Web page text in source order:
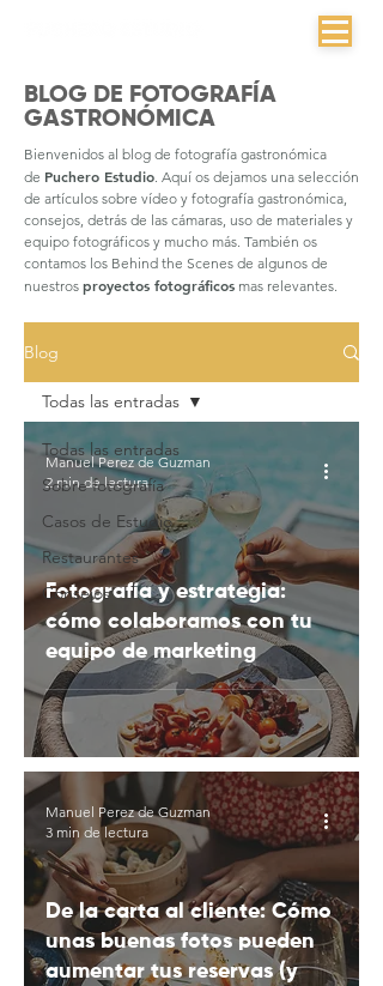
BLOG DE FOTOGRAFÍA
GASTRONÓMICA
Bienvenidos al blog de fotografía gastronómica
de Puchero Estudio. Aquí os dejamos una selección
de artículos sobre vídeo y fotografía gastronómica,
consejos, detrás de las cámaras, uso de materiales y
equipo fotográficos y mucho más. También os
contamos los Behind the Scenes de algunos de
nuestros proyectos fotográficos mas relevantes.
Blog
Todas las entradas
Sobre fotografía
Casos de Estudio
Restaurantes
Consejos
Todas las entradas
Fotografía y estrategia:
cómo colaboramos con tu
equipo de marketing
Manuel Perez de Guzman
2 min de lectura
De la carta al cliente: Cómo
unas buenas fotos pueden
aumentar tus reservas (y
Manuel Perez de Guzman
3 min de lectura